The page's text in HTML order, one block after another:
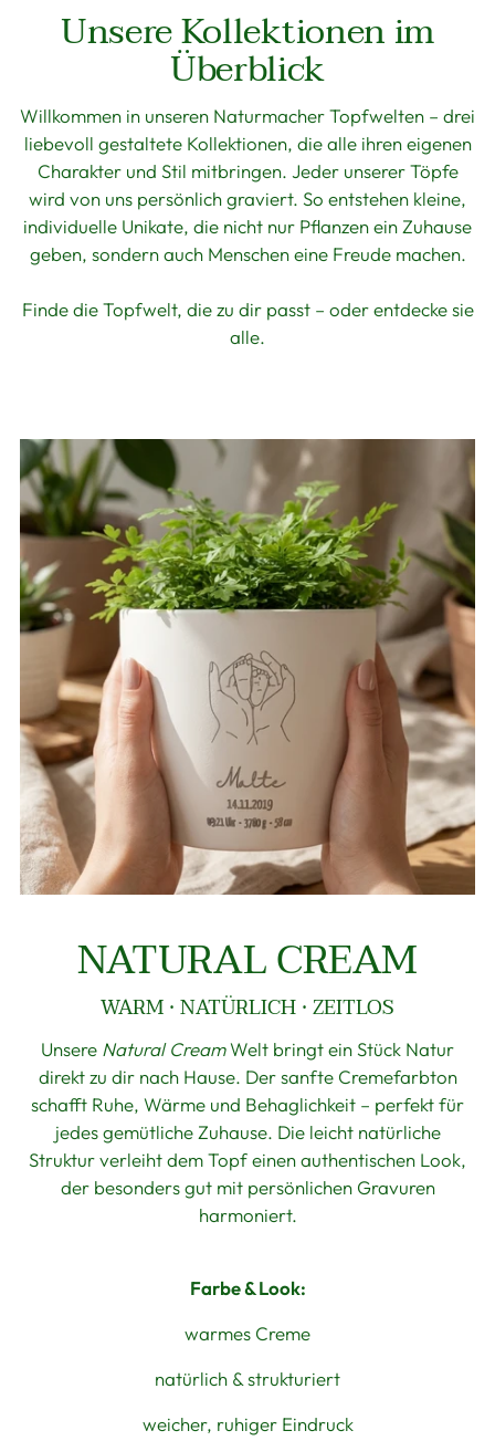
Unsere Kollektionen im
Überblick
Willkommen in unseren Naturmacher Topfwelten – drei
liebevoll gestaltete Kollektionen, die alle ihren eigenen
Charakter und Stil mitbringen. Jeder unserer Töpfe
wird von uns persönlich graviert. So entstehen kleine,
individuelle Unikate, die nicht nur Pflanzen ein Zuhause
geben, sondern auch Menschen eine Freude machen.
Finde die Topfwelt, die zu dir passt – oder entdecke sie
alle.
NATURAL CREAM
WARM · NATÜRLICH · ZEITLOS
Unsere Natural CreamWelt bringt ein Stück Natur
direkt zu dir nach Hause. Der sanfte Cremefarbton
schafft Ruhe, Wärme und Behaglichkeit – perfekt für
jedes gemütliche Zuhause. Die leicht natürliche
Struktur verleiht dem Topf einen authentischen Look,
der besonders gut mit persönlichen Gravuren
harmoniert.
Farbe & Look:
warmes Creme
natürlich & strukturiert
weicher, ruhiger Eindruck